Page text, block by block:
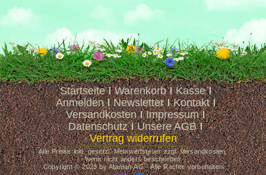
Startseite Warenkorb
Kasse
Anmelden
Newsletter
Kontakt
Versandkosten
Impressum
Datenschutz
Unsere AGB
Vertrag widerrufen
Alle Preise inkl. gesetzl. Mehrwertsteuer zzgl. Versandkosten,
wenn nicht anders beschrieben
Copyright © 2023 by Ataman-AG - Alle Rechte vorbehalten